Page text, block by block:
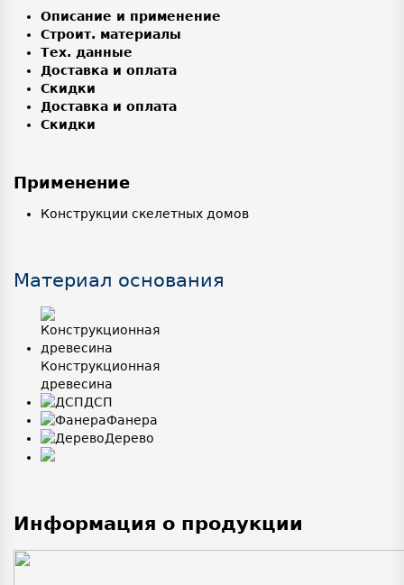
Описание и применение
Строит. материалы
Тех. данные
Доставка и оплата
Скидки
Доставка и оплата
Скидки
Применение
Конструкции скелетных домов
Материал основания
Конструкционная
древесина
ДСП
Фанера
Дерево
Информация о продукции